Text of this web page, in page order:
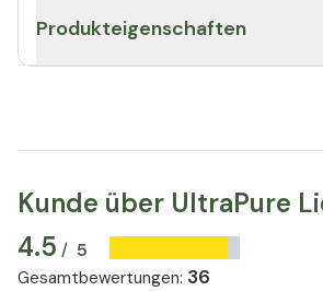
Produkteigenschaften
Kunde über UltraPure
4.5 / 5
Gesamtbewertungen: 36